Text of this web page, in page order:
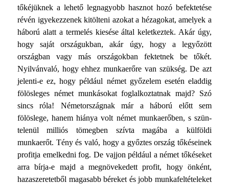
tőkéjüknek a lehető legnagyobb hasznot hozó befektetése
révén igyekezzenek kitölteni azokat a hézagokat, amelyek a
háború alatt a termelés kiesése által keletkeztek. Akár úgy,
hogy saját orszá­gukban, akár úgy, hogy a legyőzött
országban vagy más országokban fektetnek be tőkét.
Nyilvánvaló, hogy ehhez munka­erőre van szükség. De azt
jelenti-e ez, hogy például német győze­lem esetén eladdig
fölösleges német munkásokat foglalkoztat­nak majd? Szó
sincs róla! Németországnak már a háború előtt sem
fölöslege, hanem hiánya volt német munkaerőben, s szün­
telenül milliós tömegben szívta magába a külföldi
munkaerőt. Tény és való, hogy a győztes ország tőkéseinek
profitja emel­kedni fog. De vajjon például a német tőkéseket
arra bírja-e majd a megnövekedett profit, hogy önként,
hazaszeretetből magasabb béreket és jobb munkafeltételeket